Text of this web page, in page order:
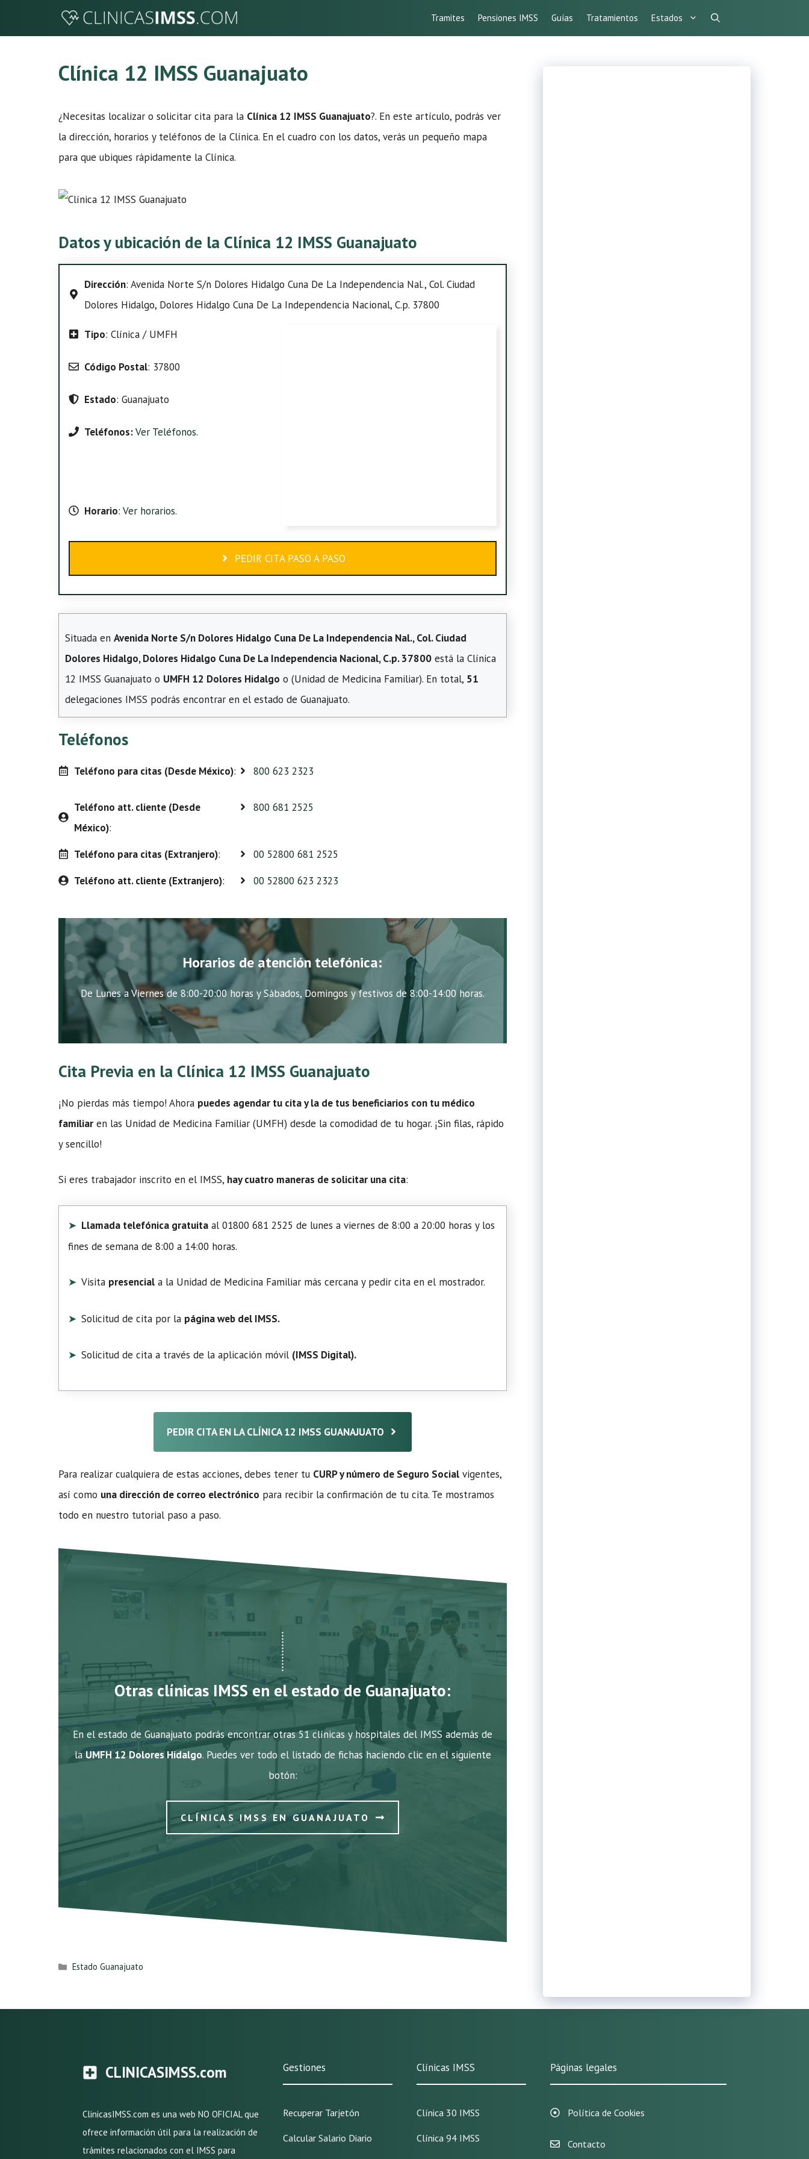
Tramites Pensiones IMSS Guías Tratamientos Estados
Clínica 12 IMSS Guanajuato
¿Necesitas localizar o solicitar cita para la Clínica 12 IMSS Guanajuato?. En este artículo, podrás ver
la dirección, horarios y teléfonos de la Clínica. En el cuadro con los datos, verás un pequeño mapa
para que ubiques rápidamente la Clínica.
Datos y ubicación de la Clínica 12 IMSS Guanajuato
Dirección: Avenida Norte S/n Dolores Hidalgo Cuna De La Independencia Nal., Col. Ciudad
Dolores Hidalgo, Dolores Hidalgo Cuna De La Independencia Nacional, C.p. 37800
Tipo: Clínica / UMFH
Código Postal: 37800
Estado: Guanajuato
Teléfonos:Ver Teléfonos.
Horario: Ver horarios.
PEDIR CITA PASO A PASO
Situada en Avenida Norte S/n Dolores Hidalgo Cuna De La Independencia Nal., Col. Ciudad
Dolores Hidalgo, Dolores Hidalgo Cuna De La Independencia Nacional, C.p. 37800 está la Clínica
12 IMSS Guanajuato o UMFH 12 Dolores Hidalgo o (Unidad de Medicina Familiar). En total, 51
delegaciones IMSS podrás encontrar en el estado de Guanajuato.
Teléfonos
Teléfono para citas (Desde México): 800 623 2323
Teléfono att. cliente (Desde
México):
800 681 2525
Teléfono para citas (Extranjero):
00 52800 681 2525
Teléfono att. cliente (Extranjero): 00 52800 623 2323
Horarios de atención telefónica:
De Lunes a Viernes de 8:00-20:00 horas y Sábados, Domingos y festivos de 8:00-14:00 horas.
Cita Previa en la Clínica 12 IMSS Guanajuato
¡No pierdas más tiempo! Ahora puedes agendar tu cita y la de tus beneficiarios con tu médico
familiar en las Unidad de Medicina Familiar (UMFH) desde la comodidad de tu hogar. ¡Sin filas, rápido
y sencillo!
Si eres trabajador inscrito en el IMSS, hay cuatro maneras de solicitar una cita:
Llamada telefónica gratuita al 01800 681 2525 de lunes a viernes de 8:00 a 20:00 horas y los
fines de semana de 8:00 a 14:00 horas.
Visita presencial a la Unidad de Medicina Familiar más cercana y pedir cita en el mostrador.
Solicitud de cita por la página web del IMSS.
Solicitud de cita a través de la aplicación móvil (IMSS Digital).
PEDIR CITA EN LA CLÍNICA 12 IMSS GUANAJUATO
Para realizar cualquiera de estas acciones, debes tener tu CURP y número de Seguro Social vigentes,
así como una dirección de correo electrónico para recibir la confirmación de tu cita. Te mostramos
todo en nuestro tutorial paso a paso.
Otras clínicas IMSS en el estado de Guanajuato:
En el estado de Guanajuato podrás encontrar otras 51 clínicas y hospitales del IMSS además de
la UMFH 12 Dolores Hidalgo. Puedes ver todo el listado de fichas haciendo clic en el siguiente
botón:
CLÍNICAS IMSS EN GUANAJUATO
Categorías
Estado Guanajuato
CLINICASIMSS.com
ClinicasIMSS.com es una web NO OFICIAL que
ofrece información útil para la realización de
trámites relacionados con el IMSS para
Gestiones
Recuperar Tarjetón
Calcular Salario Diario
Clínicas IMSS
Clínica 30 IMSS
Clínica 94 IMSS
Páginas legales
Política de Cookies
Contacto